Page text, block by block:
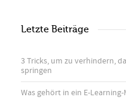
Letzte Beiträge
3 Tricks, um zu verhindern,
springen
Was gehört in ein E-